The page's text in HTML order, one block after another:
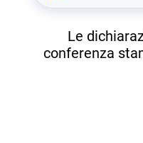
Le
conferenza